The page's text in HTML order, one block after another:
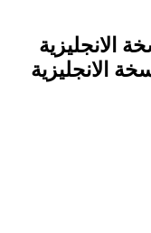
الانجليزية
الانجليزية